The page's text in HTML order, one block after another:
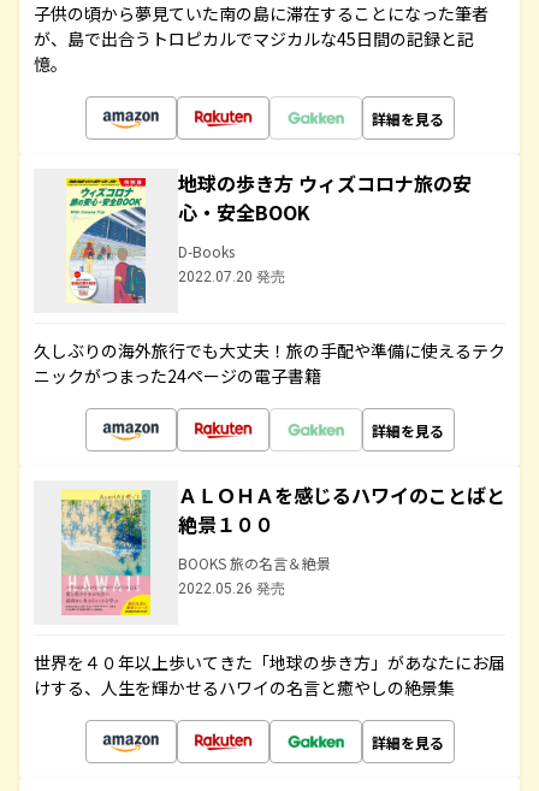
子供の頃から夢見ていた南の島に滞在することになった筆者
が、島で出合うトロピカルでマジカルな45日間の記録と記
憶。
詳細を見る
地球の歩き方 ウィズコロナ旅の安
心・安全BOOK
D-Books
2022.07.20 発売
久しぶりの海外旅行でも大丈夫！旅の手配や準備に使えるテク
ニックがつまった24ページの電子書籍
詳細を見る
ＡＬＯＨＡを感じるハワイのことばと
絶景１００
BOOKS 旅の名言＆絶景
2022.05.26 発売
世界を４０年以上歩いてきた「地球の歩き方」があなたにお届
けする、人生を輝かせるハワイの名言と癒やしの絶景集
詳細を見る